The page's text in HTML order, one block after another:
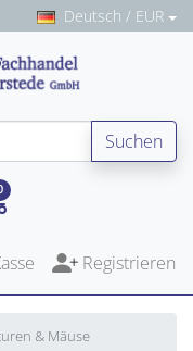
Deutsch / EUR
Suchen
Registrieren
& Mäuse